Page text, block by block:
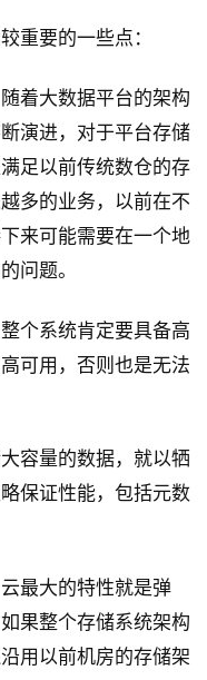
重要的一些点：
着大数据平台的架构
演进，对于平台存储
足以前传统数仓的存
多的业务，以前在不
来可能需要在一个地
问题。
个系统肯定要具备高
可用，否则也是无法
容量的数据，就以牺
保证性能，包括元数
最大的特性就是弹
果整个存储系统架构
用以前机房的存储架